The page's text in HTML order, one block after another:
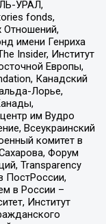
УРАЛ,
fonds,
Отношений,
имени Генриха
Insider, Институт
Европы,
Канадский
Лорье,
им Вудро
Всеукраинский
комитет в
Форум
Transparеncy
ПостРоссии,
в России –
Институт